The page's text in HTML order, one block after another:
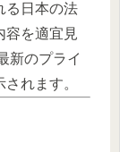
る日本の法
容を適宜見
新のプライ
れます。